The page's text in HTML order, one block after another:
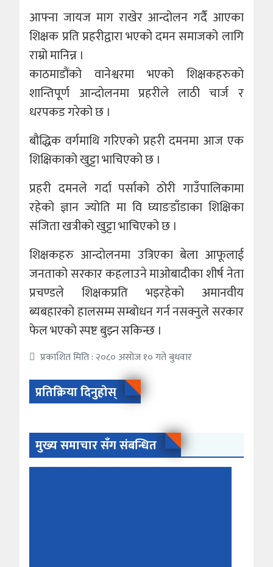
आफ्ना जायज माग राखेर आन्दोलन गर्दै आएका
शिक्षक प्रति प्रहरीद्वारा भएको दमन समाजको लागि
राम्रो मानिन्न ।
काठमाडौंको वानेश्वरमा भएको शिक्षकहरुकाे
शान्तिपूर्ण आन्दाेलनमा प्रहरीले लाठी चार्ज र
धरपकड गरेको छ ।
बौद्धिक वर्गमाथि गरिएको प्रहरी दमनमा आज एक
शिक्षिकाको खुट्टा भाचिएको छ ।
प्रहरी दमनले गर्दा पर्साको ठोरी गाउँपालिकामा
रहेको ज्ञान ज्योति मा वि घ्याङडाँडाका शिक्षिका
संजिता खत्रीको खुट्टा भाचिएको छ ।
शिक्षकहरु आन्दोलनमा उत्रिएका बेला आफूलाई
जनताको सरकार कहलाउने माओबादीका शीर्ष नेता
प्रचण्डले शिक्षकप्रति भइरहेको अमानवीय
ब्यबहारको हालसम्म सम्बोधन गर्न नसक्नुले सरकार
फेल भएको स्पष्ट बुझ्न सकिन्छ ।
प्रकाशित मिति : २०८० असोज १० गते बुधवार
प्रतिक्रिया दिनुहोस्
मुख्य समाचार सँग संबन्धित